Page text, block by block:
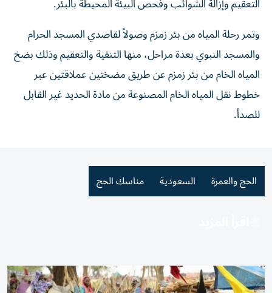
وتمر رحلة المياه من بئر زمزم وصولاً لقاصدي المسجد الحرام
والمسجد النبوي بعدة مراحل، منها التنقية والتعقيم وذلك بضخ
المياه الخام من بئر زمزم عن طريق مضختين عملاقتين عبر
خطوط نقل المياه الخام المصنوعة من مادة الحديد غير القابل
للصدأ.
الحج والعمرة السعودية مناسك الحج